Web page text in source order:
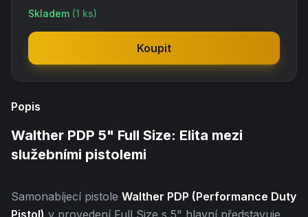
Skladem (1 ks)
Koupit
Popis
Walther PDP 5" Full Size: Elita mezi
služebními pistolemi
Samonabíjecí pistole Walther PDP (Performance Duty
Pistol) v provedení Full Size s 5" hlavní představuje